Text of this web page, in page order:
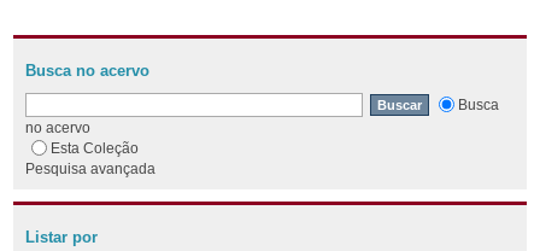
Busca no acervo
Busca
no acervo
Esta Coleção
Pesquisa avançada
Listar por